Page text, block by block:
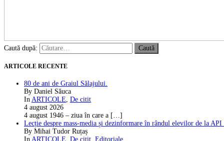
Caută după:
ARTICOLE RECENTE
80 de ani de Graiul Sălajului.
By Daniel Săuca
In ARTICOLE De citit
4 august 2026
4 august 1946 – ziua în care a […]
Lecție despre mass-media și dezinformare în rândul elevilor de la API
By Mihai Tudor Ruțaș
In ARTICOLE De citit Editoriale